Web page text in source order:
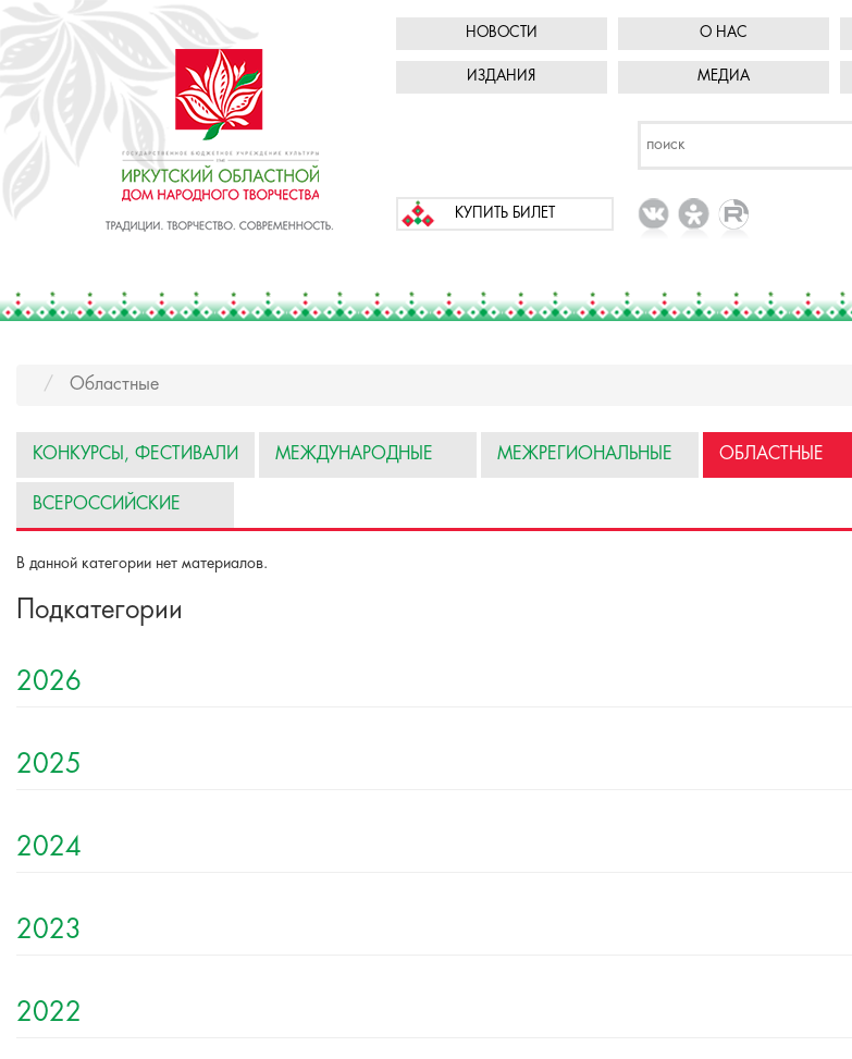
НОВОСТИ О НАС
ИЗДАНИЯ МЕДИА
КУПИТЬ БИЛЕТ
Областные
КОНКУРСЫ, ФЕСТИВАЛИ МЕЖДУНАРОДНЫЕ МЕЖРЕГИОНАЛЬНЫЕ ОБЛАСТНЫЕ
ВСЕРОССИЙСКИЕ
В данной категории нет материалов.
Подкатегории
2026
2025
2024
2023
2022